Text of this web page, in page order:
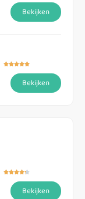
Bekijken

Bekijken

Bekijken